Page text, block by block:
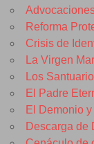
Reforma
Crisis de
La Virgen
Los
El Padre
El Demonio
Descarga de